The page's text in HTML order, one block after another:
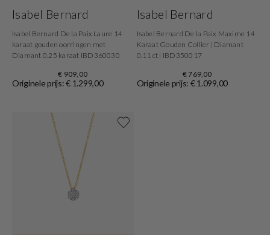
Isabel Bernard
Isabel Bernard De la Paix Laure 14
karaat gouden oorringen met
Diamant 0.25 karaat IBD360030
€ 909,00
Originele prijs: € 1.299,00
Isabel Bernard
Isabel Bernard De la Paix Maxime 14
Karaat Gouden Collier | Diamant
0.11 ct | IBD350017
€ 769,00
Originele prijs: € 1.099,00